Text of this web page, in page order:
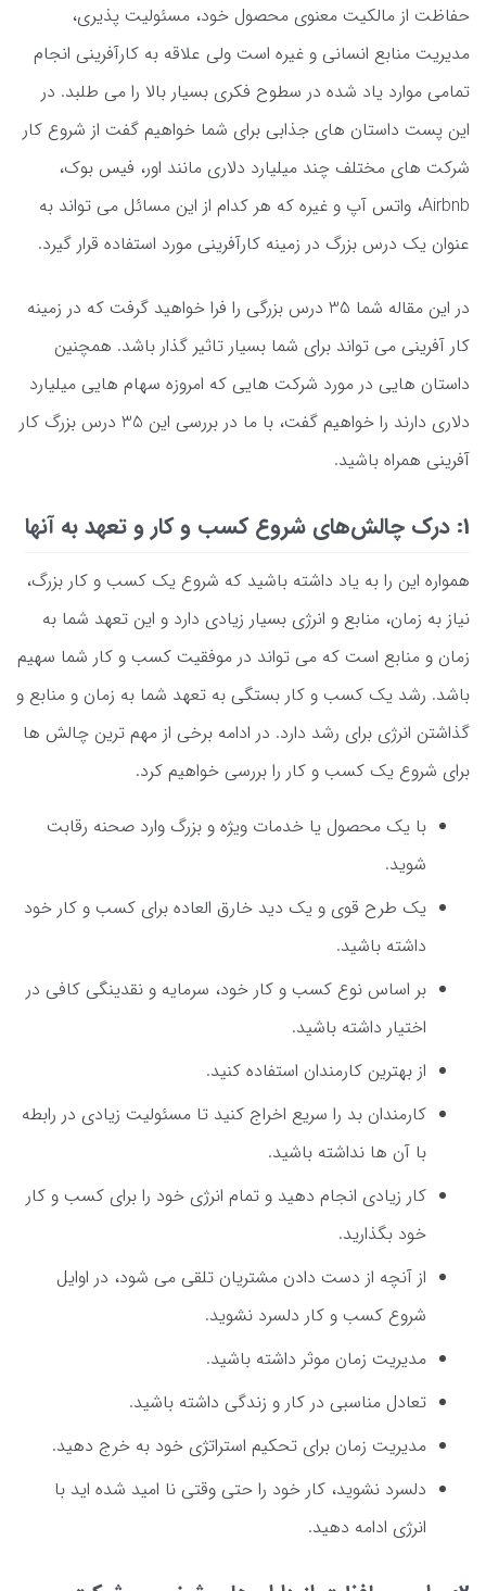
حفاظت از مالکیت معنوی محصول خود، مسئولیت پذیری،
مدیریت منابع انسانی و غیره است ولی علاقه به کارآفرینی انجام
تمامی موارد یاد شده در سطوح فکری بسیار بالا را می طلبد. در
این پست داستان های جذابی برای شما خواهیم گفت از شروع کار
شرکت های مختلف چند میلیارد دلاری مانند اور، فیس بوک،
Airbnb، واتس آپ و غیره که هر کدام از این مسائل می تواند به
عنوان یک درس بزرگ در زمینه کارآفرینی مورد استفاده قرار گیرد.
در این مقاله شما 35 درس بزرگی را فرا خواهید گرفت که در زمینه
کار آفرینی می تواند برای شما بسیار تاثیر گذار باشد. همچنین
داستان هایی در مورد شرکت هایی که امروزه سهام هایی میلیارد
دلاری دارند را خواهیم گفت، با ما در بررسی این 35 درس بزرگ کار
آفرینی همراه باشید.
1: درک چالش‌های شروع کسب و کار و تعهد به آنها
همواره این را به یاد داشته باشید که شروع یک کسب و کار بزرگ،
نیاز به زمان، منابع و انرژی بسیار زیادی دارد و این تعهد شما به
زمان و منابع است که می تواند در موفقیت کسب و کار شما سهیم
باشد. رشد یک کسب و کار بستگی به تعهد شما به زمان و منابع و
گذاشتن انرژی برای رشد دارد. در ادامه برخی از مهم ترین چالش ها
برای شروع یک کسب و کار را بررسی خواهیم کرد.
با یک محصول یا خدمات ویژه و بزرگ وارد صحنه رقابت
شوید.
یک طرح قوی و یک دید خارق العاده برای کسب و کار خود
داشته باشید.
بر اساس نوع کسب و کار خود، سرمایه و نقدینگی کافی در
اختیار داشته باشید.
از بهترین کارمندان استفاده کنید.
کارمندان بد را سریع اخراج کنید تا مسئولیت زیادی در رابطه
با آن ها نداشته باشید.
کار زیادی انجام دهید و تمام انرژی خود را برای کسب و کار
خود بگذارید.
از آنچه از دست دادن مشتریان تلقی می شود، در اوایل
شروع کسب و کار دلسرد نشوید.
مدیریت زمان موثر داشته باشید.
تعادل مناسبی در کار و زندگی داشته باشید.
مدیریت زمان برای تحکیم استراتژی خود به خرج دهید.
دلسرد نشوید، کار خود را حتی وقتی نا امید شده اید با
انرژی ادامه دهید.